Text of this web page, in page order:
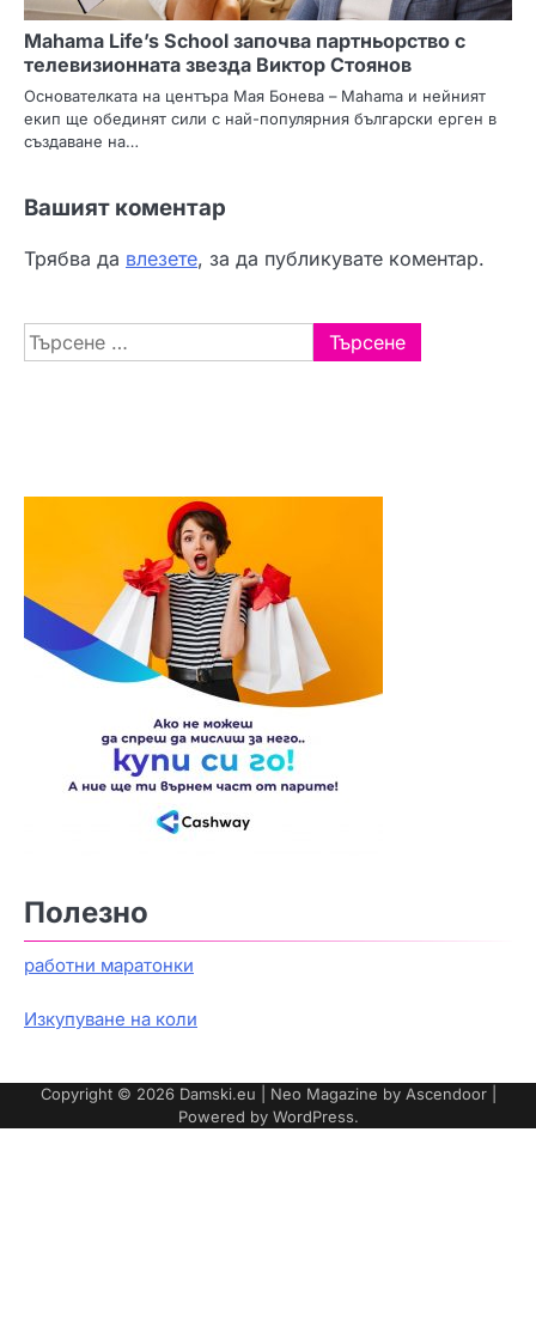
Mahama Life’s School започва партньорство с
телевизионната звезда Виктор Стоянов
Основателката на центъра Мая Бонева – Mahama и нейният
екип ще обединят сили с най-популярния български ерген в
създаване на…
Вашият коментар
Трябва да влезете, за да публикувате коментар.
Търсене
за:
Полезно
работни маратонки
Изкупуване на коли
Copyright © 2026 Damski.eu | Neo Magazine by Ascendoor|
Powered by WordPress.